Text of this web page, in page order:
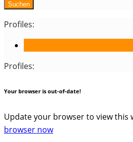
Suchen
Profiles:
Profiles:
Your browser is out-of-date!
Update your browser to view this
browser now